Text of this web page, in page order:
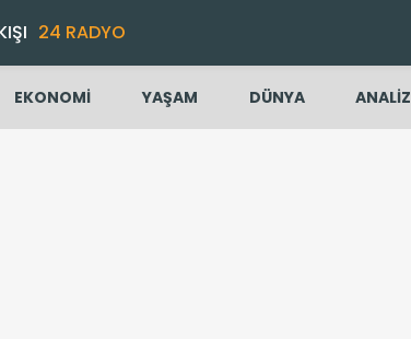
24 RADYO
EKONOMİ YAŞAM DÜNYA ANALİZ